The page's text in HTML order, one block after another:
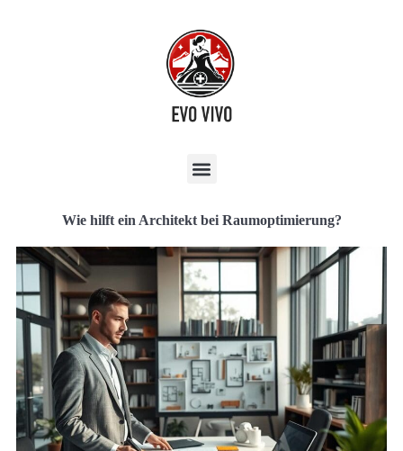
Wie hilft ein Architekt bei Raumoptimierung?